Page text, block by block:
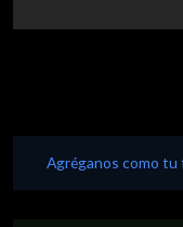
Agréganos como tu